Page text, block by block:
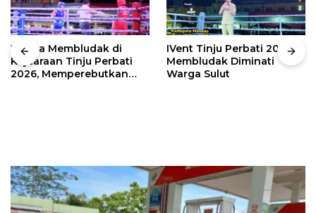
Warga Membludak di
Kejuaraan Tinju Perbati
2026, Memperebutkan
IVent Tinju Perbati 2026
Membludak Diminati
Warga Sulut